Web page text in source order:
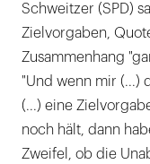
Schweitzer (SPD)
Zielvorgaben,
Zusammenhang
"Und wenn mir (...)
(...) eine
noch hält, dann
Zweifel, ob die